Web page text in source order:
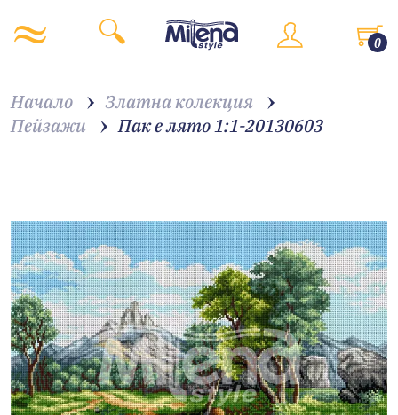
0
Начало
Златна колекция
Пейзажи
Пак е лято 1:1-20130603